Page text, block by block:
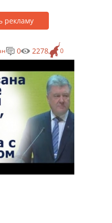
рекламу
0
0 2278